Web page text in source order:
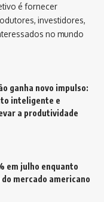
é fornecer
investidores,
no mundo
ganha novo impulso:
inteligente e
a produtividade
em julho enquanto
mercado americano